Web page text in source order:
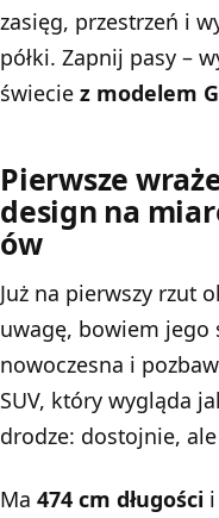
zasięg, przestrzeń i
półki. Zapnij pasy –
świecie z modelem
Pierwsze
design na
ów
Już na pierwszy rzut
uwagę, bowiem
nowoczesna i
SUV, który wygląda
drodze: dostojnie,
Ma 474 cm długości